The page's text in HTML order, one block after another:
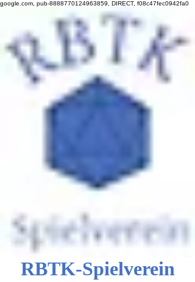
google.com, pub-8888770124963859, DIRECT, f08c47fec0942fa0
RBTK-Spielverein